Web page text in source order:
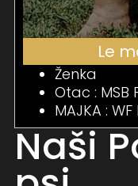
Le
Ženka
Otac : MSB
MAJKA : WF
Naši